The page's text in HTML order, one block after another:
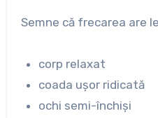
Semne că frecarea are
corp relaxat
coada ușor ridicată
ochi semi-închiși